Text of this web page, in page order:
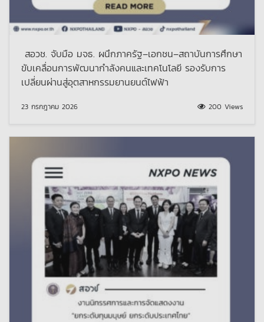
สอวช. จับมือ มจธ. ผนึกภาครัฐ–เอกชน–สถาบันการศึกษา
ขับเคลื่อนการพัฒนากำลังคนและเทคโนโลยี รองรับการ
เปลี่ยนผ่านสู่อุตสาหกรรมยานยนต์ไฟฟ้า
23 กรกฎาคม 2026 200 Views